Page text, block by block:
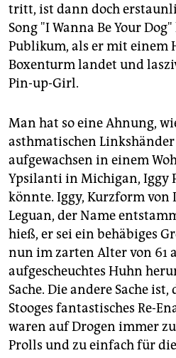
tritt, ist dann doch
Song "I Wanna Be Your
Publikum, als er mit einem
Boxenturm landet und
Pin-up-Girl.
Man hat so eine Ahnung,
asthmatischen Linkshänder
aufgewachsen in einem
Ypsilanti in Michigan, Iggy
könnte. Iggy, Kurzform von
Leguan, der Name
hieß, er sei ein behäbiges
nun im zarten Alter von 61
aufgescheuchtes Huhn
Sache. Die andere Sache
Stooges fantastisches Re-
waren auf Drogen immer
Prolls und zu einfach für